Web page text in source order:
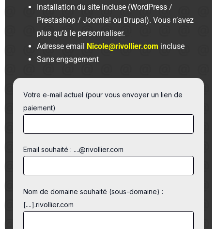
Installation du site incluse (WordPress /
Prestashop / Joomla! ou Drupal). Vous n’avez
plus qu’à le personnaliser.
Adresse email Nicole@rivollier.com incluse
Sans engagement
Votre e-mail actuel (pour vous envoyer un lien de
paiement)
Email souhaité : ....@rivollier.com
Nom de domaine souhaité (sous-domaine) :
[....].rivollier.com